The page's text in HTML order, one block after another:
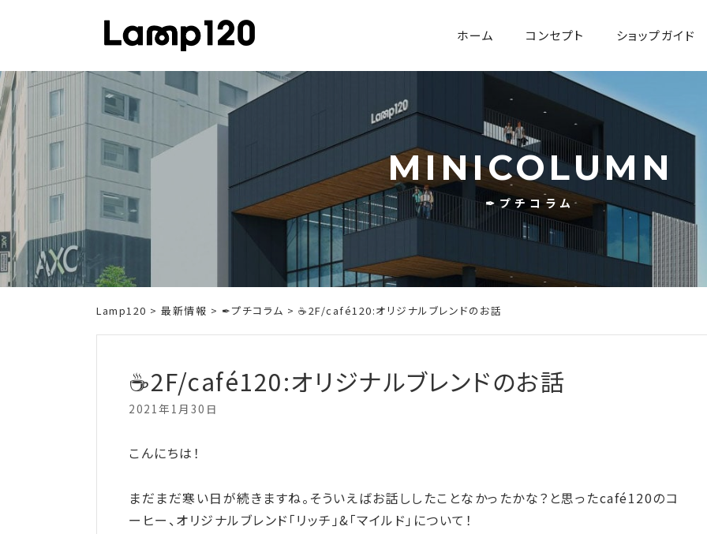
ホーム コンセプト ショップガイド
MINICOLUMN
✒プチコラム
Lamp120 > 最新情報 > ✒プチコラム > ☕2F/café120:オリジナルブレンドのお話
☕2F/café120:オリジナルブレンドのお話
2021年1月30日
こんにちは！
まだまだ寒い日が続きますね。そういえばお話ししたことなかったかな？と思ったcafé120のコ
ーヒー、オリジナルブレンド「リッチ」&「マイルド」について！